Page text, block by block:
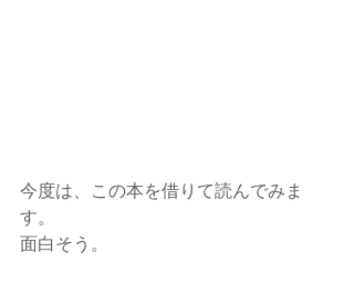
今度は、この本を借りて読んでみま
す。
面白そう。